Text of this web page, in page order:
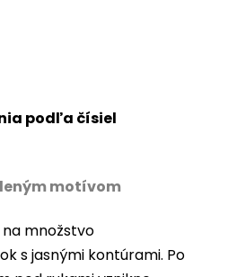
podľa čísiel
motívom
množstvo
s jasnými kontúrami. Po